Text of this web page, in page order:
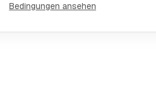
Bedingungen ansehen